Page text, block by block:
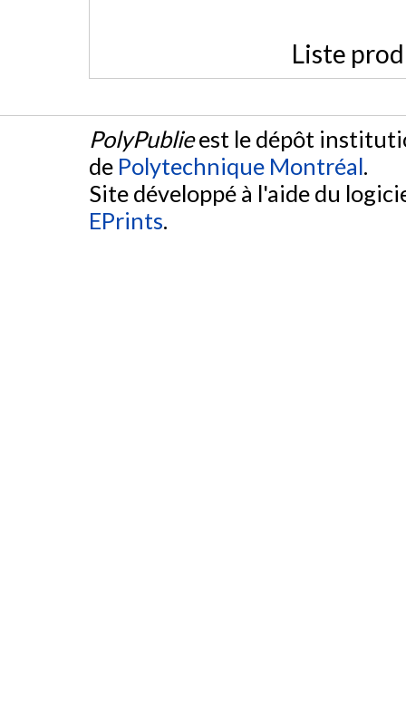
Liste
PolyPublieest le dépôt
de Polytechnique Montréal.
Site développé à l'aide du
EPrints.